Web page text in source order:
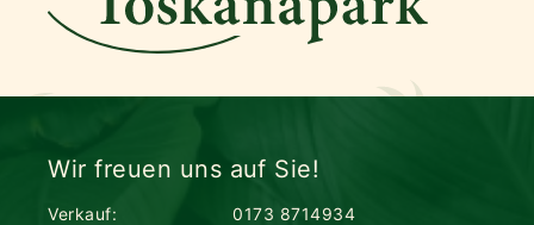
Wir freuen uns auf Sie!
Verkauf:
0173 8714934